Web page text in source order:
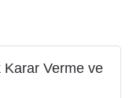
Verme ve